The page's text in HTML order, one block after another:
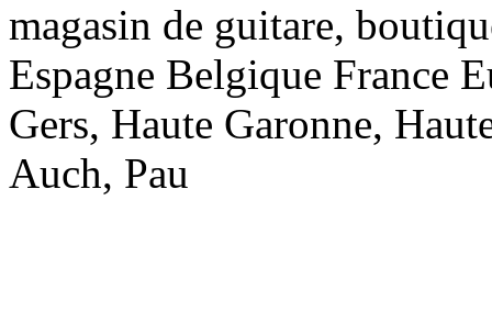
magasin de guitare,
Espagne Belgique France
Gers, Haute Garonne,
Auch, Pau